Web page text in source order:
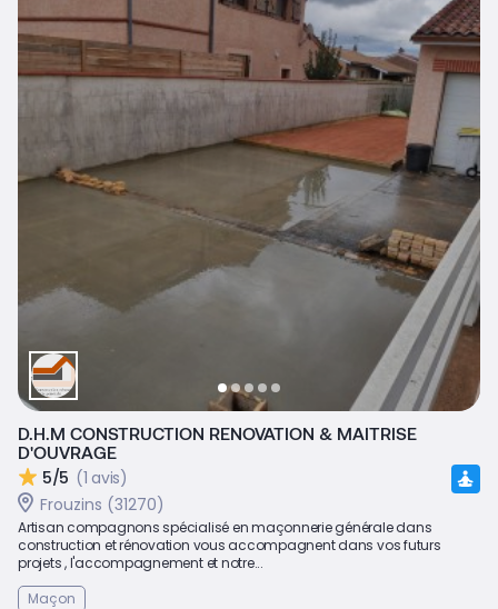
D.H.M CONSTRUCTION RENOVATION & MAITRISE
D'OUVRAGE
5/5 (1 avis)
Frouzins (31270)
Artisan compagnons spécialisé en maçonnerie générale dans
construction et rénovation vous accompagnent dans vos futurs
projets , l'accompagnement et notre...
Maçon